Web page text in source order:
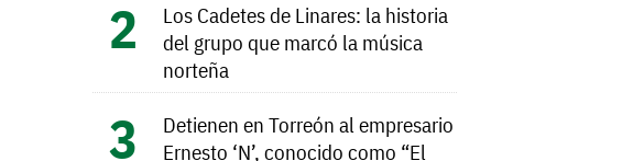
Los Cadetes de Linares: la historia
del grupo que marcó la música
norteña
Detienen en Torreón al empresario
Ernesto ‘N’, conocido como “El